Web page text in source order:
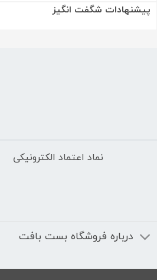
پیشنهادات شگفت انگیز
نماد اعتماد الکترونیکی
درباره فروشگاه بست بافت